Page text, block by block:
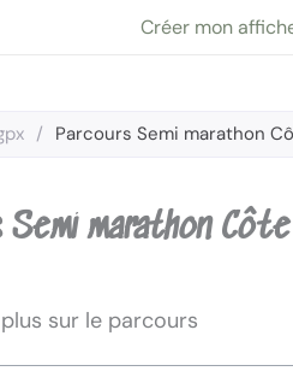
Créer mon
/ Parcours Semi marathon
Semi marathon
sur le parcours